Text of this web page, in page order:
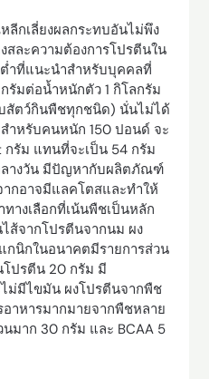
กเลี่ยงผลกระทบอันไม่พึง
สละความต้องการโปรตีนใน
ำที่แนะนำสำหรับบุคคลที่
รัมต่อน้ำหนักตัว 1 กิโลกรัม
สัตว์กินพืชทุกชนิด) นั่นไม่ได้
ำหรับคนหนัก 150 ปอนด์ จะ
รัม แทนที่จะเป็น 54 กรัม
ลางวัน มีปัญหากับผลิตภัณฑ์
ากอาจมีแลคโตสและทำให้
างเลือกที่เน้นพืชเป็นหลัก
ส้จากโปรตีนจากนม ผง
นิกในอนาคตมีรายการส่วน
ปรตีน 20 กรัม มี
ม่มีไขมัน ผงโปรตีนจากพืช
อาหารมากมายจากพืชหลาย
มาก 30 กรัม และ BCAA 5